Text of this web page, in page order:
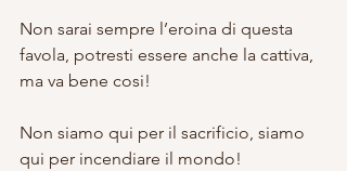
Non sarai sempre l’eroina di questa
favola, potresti essere anche la cattiva,
ma va bene cosi!
Non siamo qui per il sacrificio, siamo
qui per incendiare il mondo!